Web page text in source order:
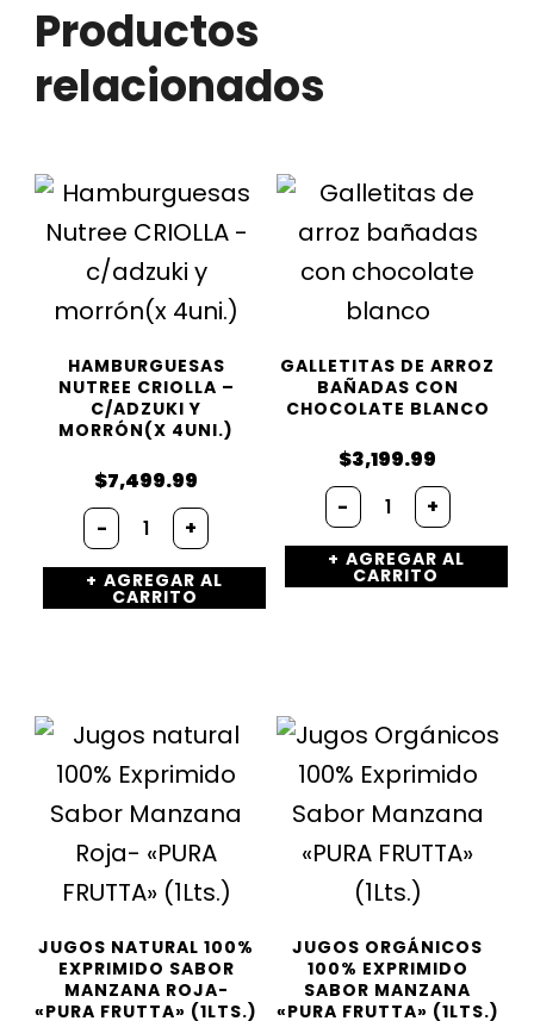
Productos
relacionados
HAMBURGUESAS
NUTREE CRIOLLA –
C/ADZUKI Y
MORRÓN(X 4UNI.)
$7,499.99
- Hamburguesas
Nutree
CRIOLLA
-
c/adzuki
+
AGREGAR AL
CARRITO
GALLETITAS DE ARROZ
BAÑADAS CON
CHOCOLATE BLANCO
$3,199.99
- Galletitas
de
arroz
bañadas
con
+
AGREGAR AL
CARRITO
JUGOS NATURAL 100%
EXPRIMIDO SABOR
MANZANA ROJA-
«PURA FRUTTA» (1LTS.)
JUGOS ORGÁNICOS
100% EXPRIMIDO
SABOR MANZANA
«PURA FRUTTA» (1LTS.)